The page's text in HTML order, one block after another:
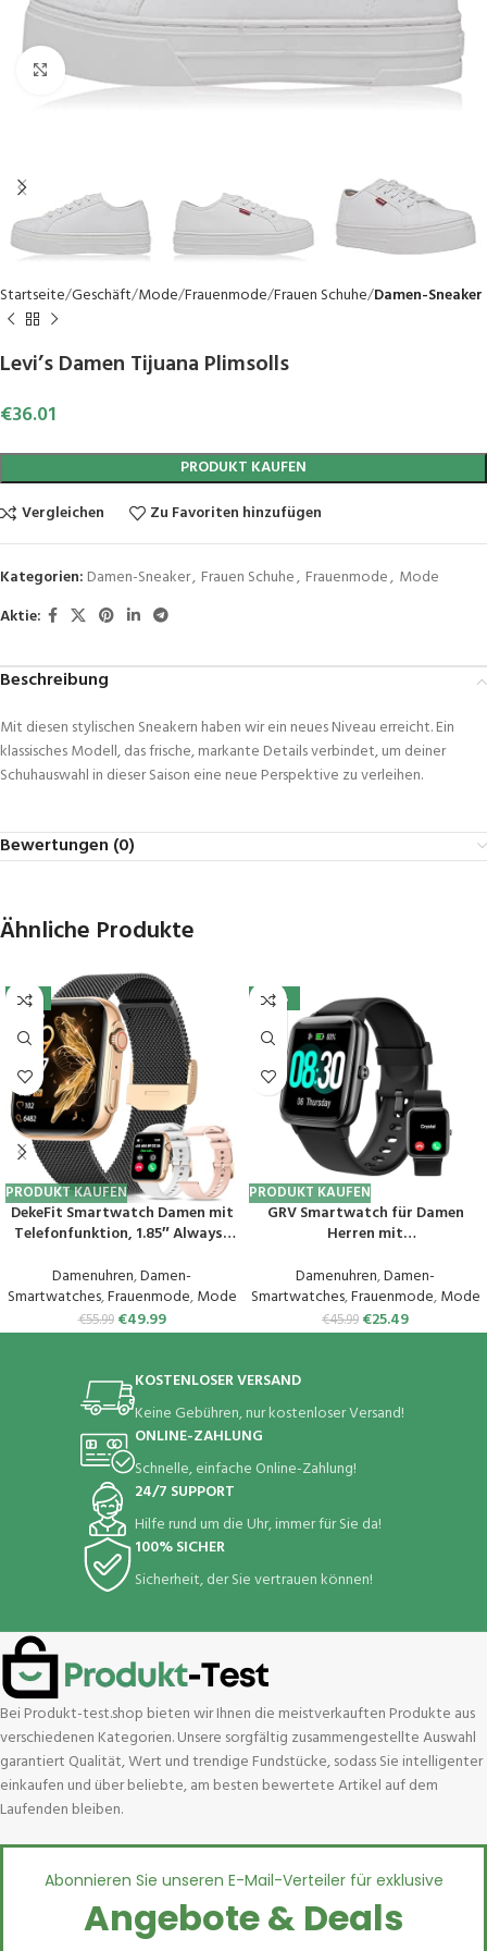
Click to enlarge
Startseite Geschäft Mode Frauenmode Frauen Schuhe Damen-Sneaker
Levi’s Damen Tijuana Plimsolls
€36.01
PRODUKT KAUFEN
Vergleichen
Zu Favoriten hinzufügen
Kategorien: Damen-Sneaker, Frauen Schuhe, Frauenmode, Mode
Aktie:
Beschreibung
Mit diesen stylischen Sneakern haben wir ein neues Niveau erreicht. Ein
klassisches Modell, das frische, markante Details verbindet, um deiner
Schuhauswahl in dieser Saison eine neue Perspektive zu verleihen.
Bewertungen (0)
Ähnliche Produkte
-11%
PRODUKT KAUFEN
DekeFit Smartwatch Damen mit
Telefonfunktion, 1.85″ Always-
mit
Schlafmonitor/Herzfrequenz/Sp
O2, 120+ Sportuhr IP68
Wasserdicht für iOS Android
Damenuhren,Damen-
Smartwatches,Frauenmode,Mode
€55.99 €49.99
-45%
PRODUKT KAUFEN
GRV Smartwatch für Damen
Herren mit
Herzfrequenzmessung,SpO2,Sch
rittzähler,Schlafmonitor,Multi
Trainingsmodi für iOS Android
Handy
Damenuhren,Damen-
Smartwatches,Frauenmode,Mode
€45.99 €25.49
KOSTENLOSER VERSAND
Keine Gebühren, nur kostenloser Versand!
ONLINE-ZAHLUNG
Schnelle, einfache Online-Zahlung!
24/7 SUPPORT
Hilfe rund um die Uhr, immer für Sie da!
100% SICHER
Sicherheit, der Sie vertrauen können!
Bei Produkt-test.shop bieten wir Ihnen die meistverkauften Produkte aus
verschiedenen Kategorien. Unsere sorgfältig zusammengestellte Auswahl
garantiert Qualität, Wert und trendige Fundstücke, sodass Sie intelligenter
einkaufen und über beliebte, am besten bewertete Artikel auf dem
Laufenden bleiben.
Abonnieren Sie unseren E-Mail-Verteiler für exklusive
Angebote & Deals